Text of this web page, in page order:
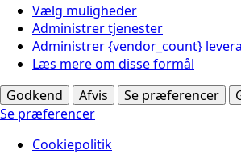
Vælg muligheder
Administrer tjenester
Administrer {vendor_count}
Læs mere om disse formål
Godkend
Afvis Se præferencer
Se præferencer
Cookiepolitik